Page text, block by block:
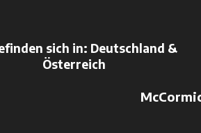
in einer
sich in: Deutschland &
Österreich